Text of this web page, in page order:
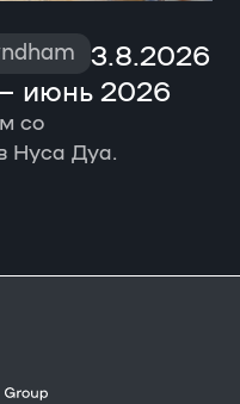
3.8.2026
июнь 2026
со
Нуса Дуа.